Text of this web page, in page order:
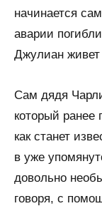
начинается
аварии
Джулиан
Сам дядя
который ранее
как станет
в уже
довольно
говоря, с